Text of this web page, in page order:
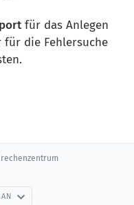
für das Anlegen
für die Fehlersuche